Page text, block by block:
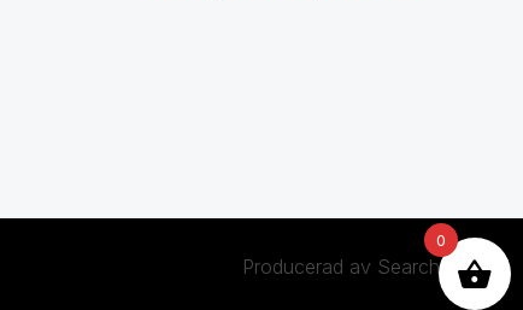
Producerad av Searchminds
0